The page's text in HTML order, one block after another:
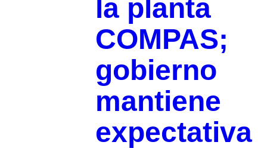
la planta
COMPAS;
gobierno
mantiene
expectativa